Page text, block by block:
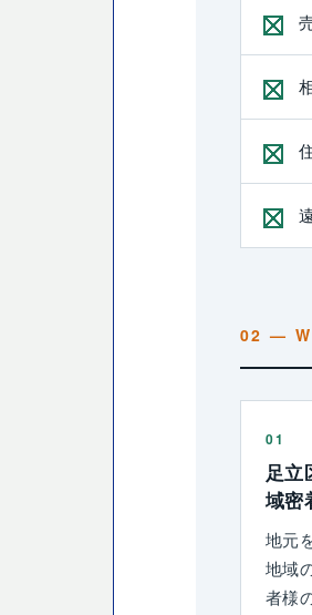
01
足立
域密
地元
地域
者様